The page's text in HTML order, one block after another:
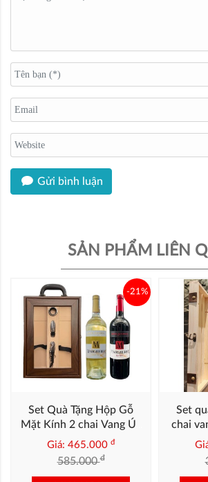
Gửi bình luận
SẢN PHẨM LIÊN
Set Quà Tặng Hộp Gỗ
Mặt Kính 2 chai Vang Úc
Margheria
Giá: 465.000 đ
585.000đ
-21%
Set
chai